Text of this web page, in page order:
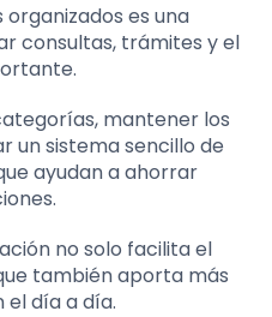
es una
consultas, trámites y el
mantener los
un sistema sencillo de
ayudan a ahorrar
no solo facilita el
también aporta más
el día a día.